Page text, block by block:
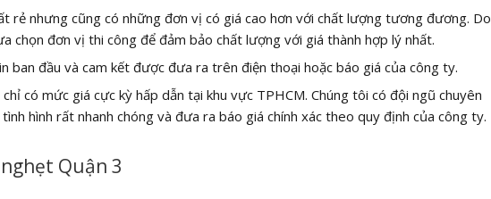
rẻ nhưng cũng có những đơn vị có giá cao hơn với chất lượng tương đương. Do
chọn đơn vị thi công để đảm bảo chất lượng với giá thành hợp lý nhất.
ban đầu và cam kết được đưa ra trên điện thoại hoặc báo giá của công ty.
có mức giá cực kỳ hấp dẫn tại khu vực TPHCM. Chúng tôi có đội ngũ chuyên
hình rất nhanh chóng và đưa ra báo giá chính xác theo quy định của công ty.
Quận 3